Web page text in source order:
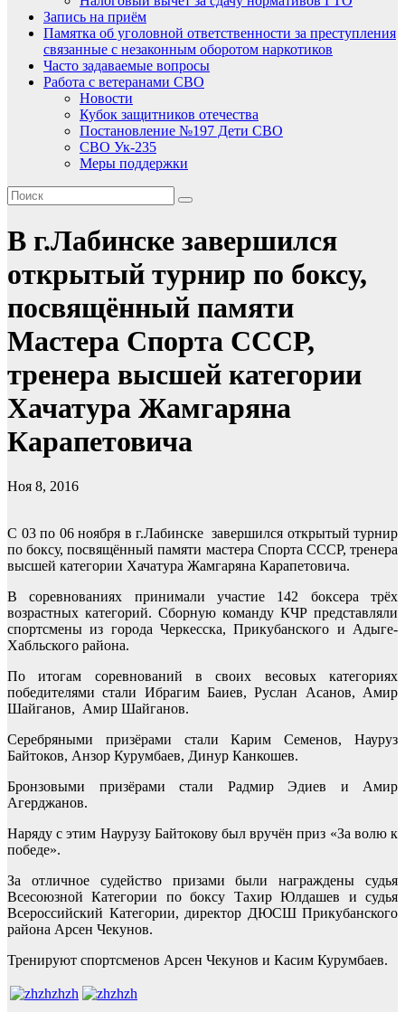
Запись на приём
Памятка об уголовной ответственности за преступления
связанные с незаконным оборотом наркотиков
Часто задаваемые вопросы
Работа с ветеранами СВО
Новости
Кубок защитников отечества
Постановление №197 Дети СВО
СВО Ук-235
Меры поддержки
В г.Лабинске завершился
открытый турнир по боксу,
посвящённый памяти
Мастера Спорта СССР,
тренера высшей категории
Хачатура Жамгаряна
Карапетовича
Ноя 8, 2016
С 03 по 06 ноября в г.Лабинске завершился открытый турнир
по боксу, посвящённый памяти мастера Спорта СССР, тренера
высшей категории Хачатура Жамгаряна Карапетовича.
В соревнованиях принимали участие 142 боксера трёх
возрастных категорий. Сборную команду КЧР представляли
спортсмены из города Черкесска, Прикубанского и Адыге-
Хабльского района.
По итогам соревнований в своих весовых категориях
победителями стали Ибрагим Баиев, Руслан Асанов, Амир
Шайганов, Амир Шайганов.
Серебряными призёрами стали Карим Семенов, Науруз
Байтоков, Анзор Курумбаев, Динур Канкошев.
Бронзовыми призёрами стали Радмир Эдиев и Амир
Агерджанов.
Наряду с этим Наурузу Байтокову был вручён приз «За волю к
победе».
За отличное судейство призами были награждены судья
Всесоюзной Категории по боксу Тахир Юлдашев и судья
Всероссийский Категории, директор ДЮСШ Прикубанского
района Арсен Чекунов.
Тренируют спортсменов Арсен Чекунов и Касим Курумбаев.